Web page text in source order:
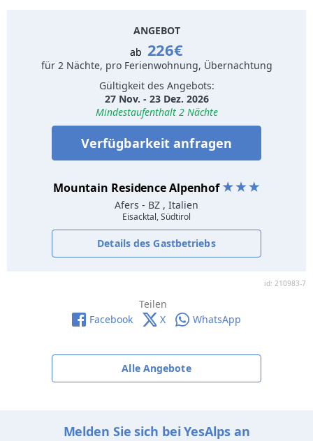
ANGEBOT
ab 226€
für 2 Nächte, pro Ferienwohnung, Übernachtung
Gültigkeit des Angebots:
27 Nov. - 23 Dez. 2026
Mindestaufenthalt 2 Nächte
Verfügbarkeit anfragen
Mountain Residence Alpenhof
Afers - BZ , Italien
Eisacktal, Südtirol
Details des Gastbetriebs
id: 210983-7
Teilen
Facebook
X WhatsApp
Alle Angebote
Melden Sie sich bei YesAlps an